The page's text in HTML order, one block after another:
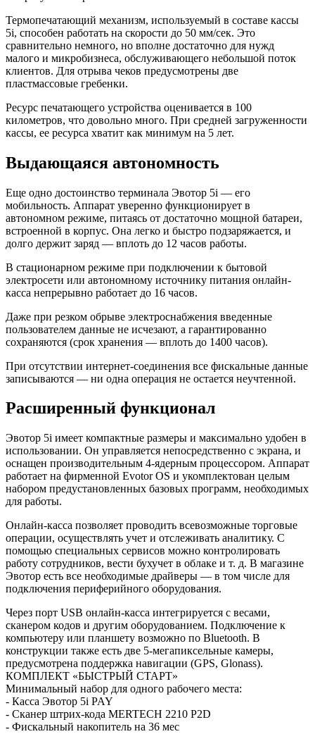
Термопечатающий механизм, используемый в составе кассы
5i, способен работать на скорости до 50 мм/сек. Это
сравнительно немного, но вполне достаточно для нужд
малого и микробизнеса, обслуживающего небольшой поток
клиентов. Для отрыва чеков предусмотрены две
пластмассовые гребенки.
Ресурс печатающего устройства оценивается в 100
километров, что довольно много. При средней загруженности
кассы, ее ресурса хватит как минимум на 5 лет.
Выдающаяся автономность
Еще одно достоинство терминала Эвотор 5i — его
мобильность. Аппарат уверенно функционирует в
автономном режиме, питаясь от достаточно мощной батареи,
встроенной в корпус. Она легко и быстро подзаряжается, и
долго держит заряд — вплоть до 12 часов работы.
В стационарном режиме при подключении к бытовой
электросети или автономному источнику питания онлайн-
касса непрерывно работает до 16 часов.
Даже при резком обрыве электроснабжения введенные
пользователем данные не исчезают, а гарантированно
сохраняются (срок хранения — вплоть до 1400 часов).
При отсутствии интернет-соединения все фискальные данные
записываются — ни одна операция не остается неучтенной.
Расширенный функционал
Эвотор 5i имеет компактные размеры и максимально удобен в
использовании. Он управляется непосредственно с экрана, и
оснащен производительным 4-ядерным процессором. Аппарат
работает на фирменной Evotor OS и укомплектован целым
набором предустановленных базовых программ, необходимых
для работы.
Онлайн-касса позволяет проводить всевозможные торговые
операции, осуществлять учет и отслеживать аналитику. С
помощью специальных сервисов можно контролировать
работу сотрудников, вести бухучет в облаке и т. д. В магазине
Эвотор есть все необходимые драйверы — в том числе для
подключения периферийного оборудования.
Через порт USB онлайн-касса интегрируется с весами,
сканером кодов и другим оборудованием. Подключение к
компьютеру или планшету возможно по Bluetooth. В
конструкции также есть две 5-мегапиксельные камеры,
предусмотрена поддержка навигации (GPS, Glonass).
КОМПЛЕКТ «БЫСТРЫЙ СТАРТ»
Минимальный набор для одного рабочего места:
- Касса Эвотор 5i PAY
- Сканер штрих-кода MERTECH 2210 P2D
- Фискальный накопитель на 36 мес